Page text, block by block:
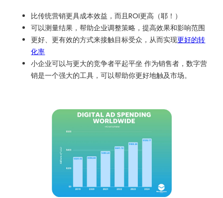
比传统营销更具成本效益，而且ROI更高（耶！）
可以测量结果，帮助企业调整策略，提高效果和影响范围
更好、更有效的方式来接触目标受众，从而实现更好的转
化率
小企业可以与更大的竞争者平起平坐 作为销售者，数字营
销是一个强大的工具，可以帮助你更好地触及市场。